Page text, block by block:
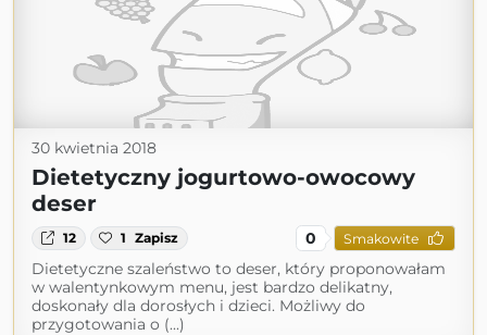
30 kwietnia 2018
Dietetyczny jogurtowo-owocowy
deser
12 1 Zapisz 0 Smakowite
Dietetyczne szaleństwo to deser, który proponowałam
w walentynkowym menu, jest bardzo delikatny,
doskonały dla dorosłych i dzieci. Możliwy do
przygotowania o (...)